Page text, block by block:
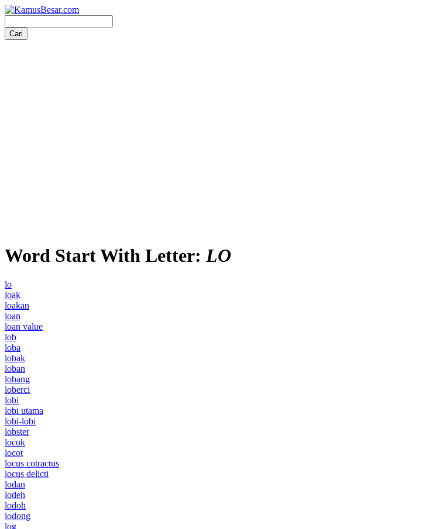
Word Start With Letter:LO
lo
loak
loakan
loan
loan value
lob
loba
lobak
loban
lobang
loberci
lobi
lobi utama
lobi-lobi
lobster
locok
locot
locus cotractus
locus delicti
lodan
lodeh
lodoh
lodong
log